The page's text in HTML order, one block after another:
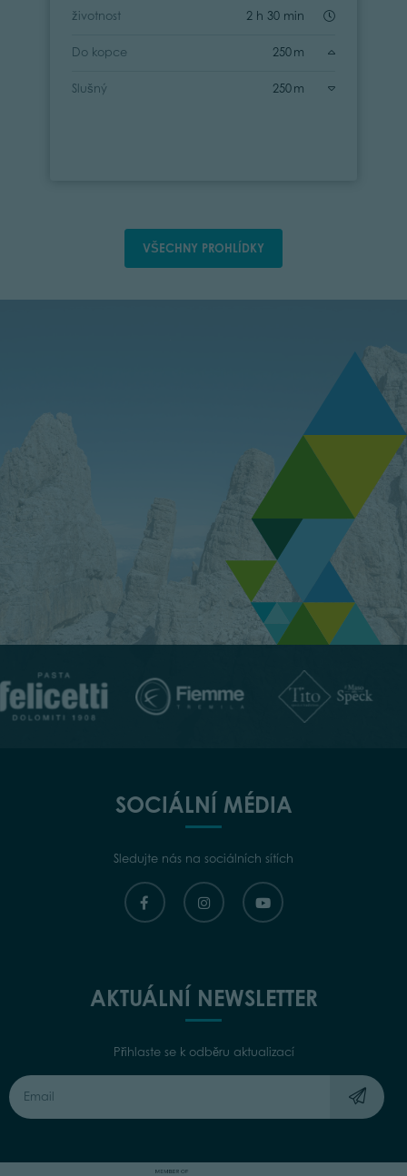
životnost 2 h 30 min
Do kopce 250 m
Slušný 250 m
VŠECHNY PROHLÍDKY
SOCIÁLNÍ MÉDIA
Sledujte nás na sociálních sítích
AKTUÁLNÍ NEWSLETTER
Přihlaste se k odběru aktualizací